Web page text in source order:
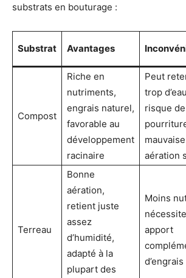
substrats en bouturage :
Substrat Avantages
Compost
Riche en
nutriments,
engrais naturel,
favorable au
développement
racinaire
Peut
trop
risque de
mauvaise
aération
Terreau
Bonne
aération,
retient juste
assez
d’humidité,
adapté à la
plupart des
Moins
nécessite
apport
d’engrais